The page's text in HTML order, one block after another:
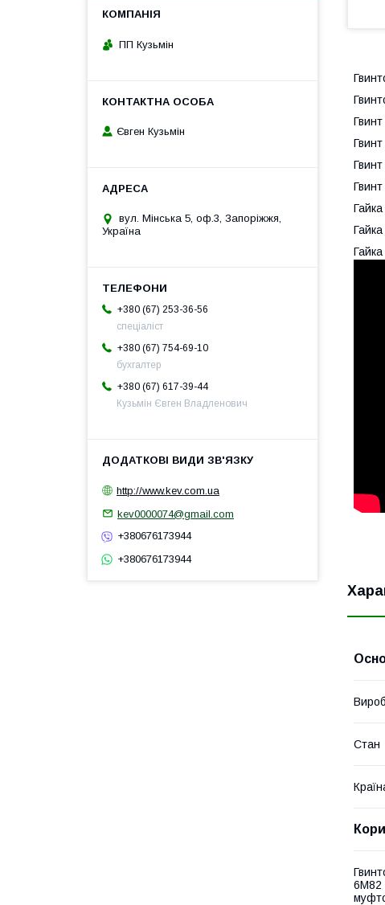
Гайка
Стан
6М82
ПП Кузьмін
Євген Кузьмін
вул. Мінська 5, оф.3, Запоріжжя,
Україна
+380 (67) 253-36-56
спеціаліст
+380 (67) 754-69-10
бухгалтер
+380 (67) 617-39-44
Кузьмін Євген Владленович
http://www.kev.com.ua
kev0000074@gmail.com
+380676173944
+380676173944